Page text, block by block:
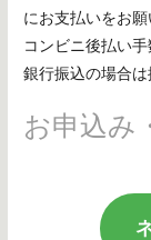
にお支払いをお願
コンビニ後払い手
銀行振込の場合は
お申込み